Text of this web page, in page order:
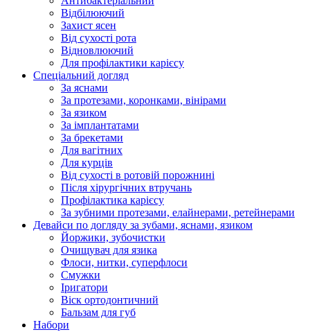
Відбілюючий
Захист ясен
Від сухості рота
Відновлюючий
Для профілактики карієсу
Спеціальний догляд
За яснами
За протезами, коронками, вінірами
За язиком
За імплантатами
За брекетами
Для вагітних
Для курців
Від сухості в ротовій порожнині
Після хірургічних втручань
Профілактика карієсу
За зубними протезами, елайнерами, ретейнерами
Девайси по догляду за зубами, яснами, язиком
Йоржики, зубочистки
Очищувач для язика
Флоси, нитки, суперфлоси
Смужки
Іригатори
Віск ортодонтичний
Бальзам для губ
Набори